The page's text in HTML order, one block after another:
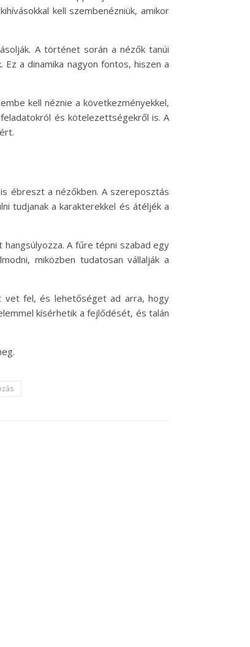
kell szembenézniük, amikor
A történet során a nézők tanúi
a dinamika nagyon fontos, hiszen a
kell néznie a következményekkel,
és kötelezettségekről is. A
ébreszt a nézőkben. A szereposztás
tudjanak a karakterekkel és átéljék a
A fűre tépni szabad egy
miközben tudatosan vállalják a
vet fel, és lehetőséget ad arra, hogy
kísérhetik a fejlődését, és talán